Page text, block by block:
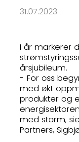
31.07.2023
I år markerer
årsjubileum.
- For oss
med økt
produkter og
med storm,
Partners,